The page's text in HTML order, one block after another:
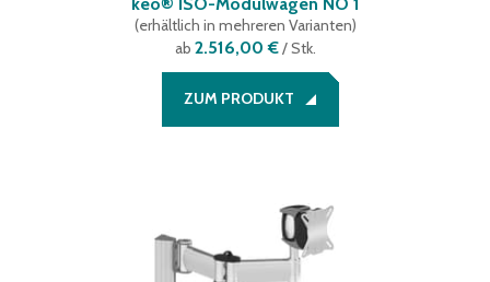
(erhältlich in mehreren Varianten)
ab 2.516,00 €/ Stk.
ZUM PRODUKT